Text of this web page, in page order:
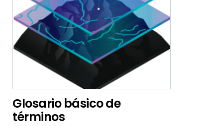
Glosario básico de
términos